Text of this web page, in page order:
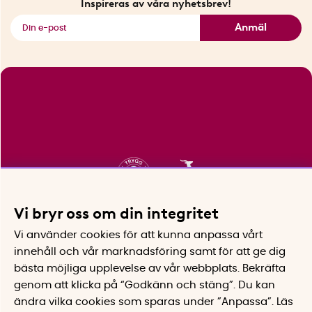
Inspireras av våra nyhetsbrev!
Anmäl
Vi bryr oss om din integritet
Vi använder cookies för att kunna anpassa vårt
innehåll och vår marknadsföring samt för att ge dig
bästa möjliga upplevelse av vår webbplats.
Bekräfta
genom att klicka på “Godkänn och stäng”. Du kan
ändra vilka cookies som sparas under ”Anpassa”.
Läs